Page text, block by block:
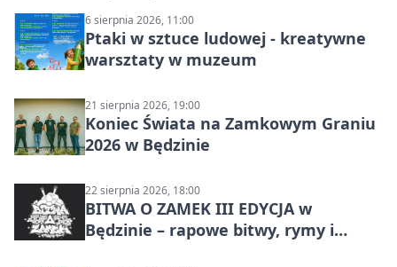
6 sierpnia 2026, 11:00
Ptaki w sztuce ludowej - kreatywne
warsztaty w muzeum
21 sierpnia 2026, 19:00
Koniec Świata na Zamkowym Graniu
2026 w Będzinie
22 sierpnia 2026, 18:00
BITWA O ZAMEK III EDYCJA w
Będzinie – rapowe bitwy, rymy i